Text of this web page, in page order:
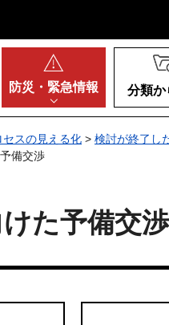
防災・ 緊急情報 分類か
セスの見える化 > 検討が終了し
備交渉
た予備交渉